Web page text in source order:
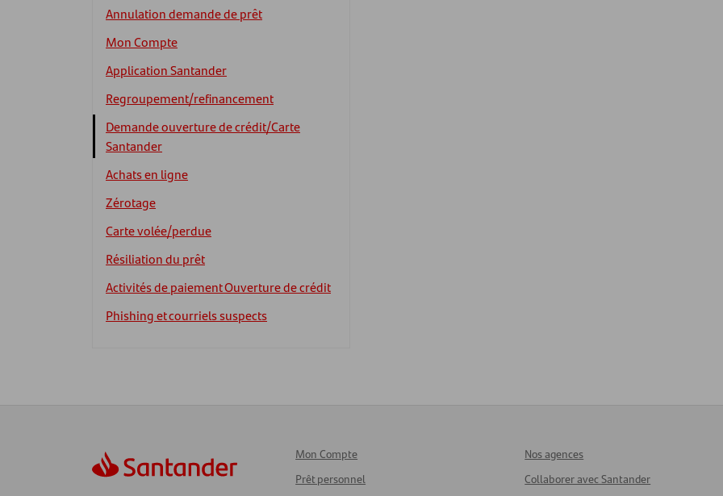
Annulation demande de prêt
Mon Compte
Application Santander
Regroupement/refinancement
Demande ouverture de crédit/Carte
Santander
Achats en ligne
Zérotage
Carte volée/perdue
Résiliation du prêt
Activités de paiement Ouverture de crédit
Phishing et courriels suspects
Mon Compte
Prêt personnel
Nos agences
Collaborer avec Santander